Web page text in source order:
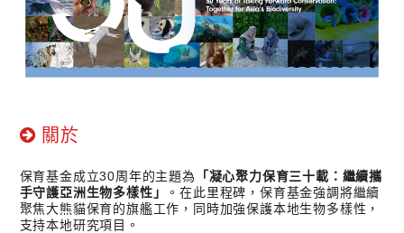
關於
保育基金成立30周年的主題為
「凝心聚力保育三十載：繼續攜
手守護亞洲生物多樣性」
。在此里程碑，保育基金強調將繼續
聚焦大熊貓保育的旗艦工作，同時加強保護本地生物多樣性，
支持本地研究項目。